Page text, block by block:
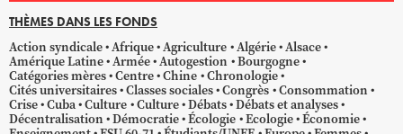
THÈMES DANS LES FONDS
Action syndicale Afrique Agriculture Algérie Alsace
Amérique Latine Armée Autogestion
Bourgogne
Catégories mères Centre Chine Chronologie
Cités universitaires Classes sociales Congrès Consommation
Crise Cuba Culture Culture Débats Débats et analyses
Décentralisation Démocratie Écologie Ecologie Économie